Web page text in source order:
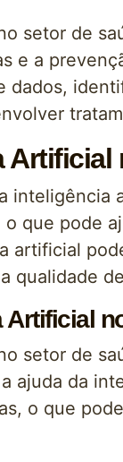
setor de
e a
dados,
que pode
artificial
qualidade
setor de
ajuda da
o que